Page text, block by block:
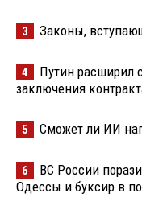
3 Законы,
4
Путин расширил
заключения
5 Сможет ли ИИ
6
ВС России
Одессы и буксир в